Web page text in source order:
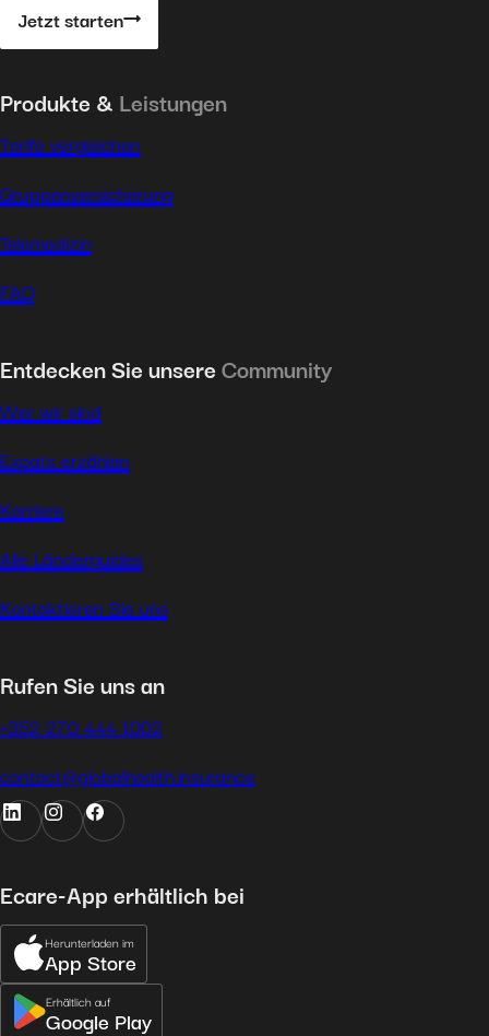
Jetzt starten
Produkte & Leistungen
Tarife vergleichen
Gruppenversicherung
Telemedizin
FAQ
Entdecken Sie unsereCommunity
Wer wir sind
Expats erzählen
Karriere
Alle Länderguides
Kontaktieren Sie uns
Rufen Sie uns an
+352 270 444 1002
contact@globalhealth.insurance
Ecare-App erhältlich bei
Herunterladen im
App Store
Erhältlich auf
Google Play